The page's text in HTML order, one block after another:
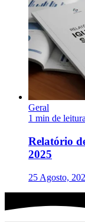
Geral
1 min de leitura
Relatório
2025
25 Agosto,